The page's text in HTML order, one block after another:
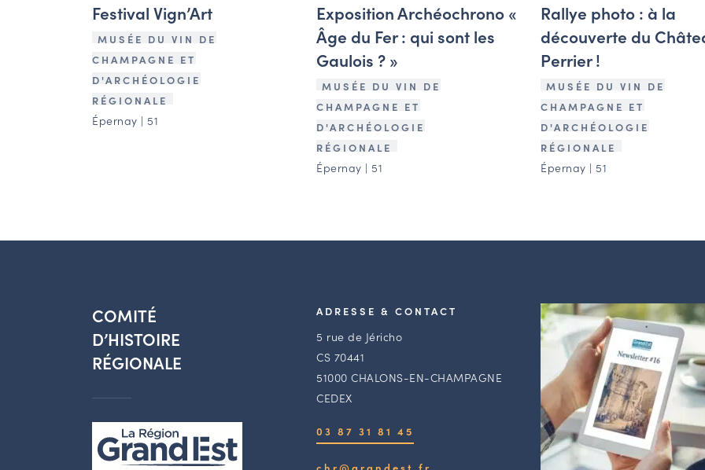
Festival Vign’Art
MUSÉE DU VIN DE
CHAMPAGNE ET
D'ARCHÉOLOGIE
RÉGIONALE
Épernay | 51
Exposition Archéochrono «
Âge du Fer : qui sont les
Gaulois ? »
MUSÉE DU VIN DE
CHAMPAGNE ET
D'ARCHÉOLOGIE
RÉGIONALE
Épernay | 51
Rallye photo : à la
découverte du
Perrier !
MUSÉE DU VIN DE
CHAMPAGNE ET
D'ARCHÉOLOGIE
RÉGIONALE
Épernay | 51
COMITÉ
D’HISTOIRE
RÉGIONALE
ADRESSE & CONTACT
5 rue de Jéricho
CS 70441
51000 CHALONS-EN-CHAMPAGNE
CEDEX
03 87 31 81 45